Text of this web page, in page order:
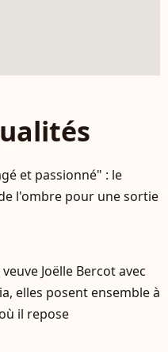
et passionné" : le
l'ombre pour une sortie
Joëlle Bercot avec
elles posent ensemble à
il repose